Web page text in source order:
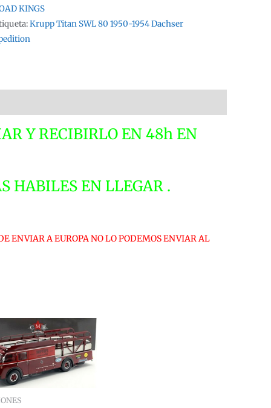
KINGS
Krupp Titan SWL 80 1950-1954 Dachser
Y RECIBIRLO EN 48h EN
HABILES EN LLEGAR .
ENVIAR A EUROPA NO LO PODEMOS ENVIAR AL